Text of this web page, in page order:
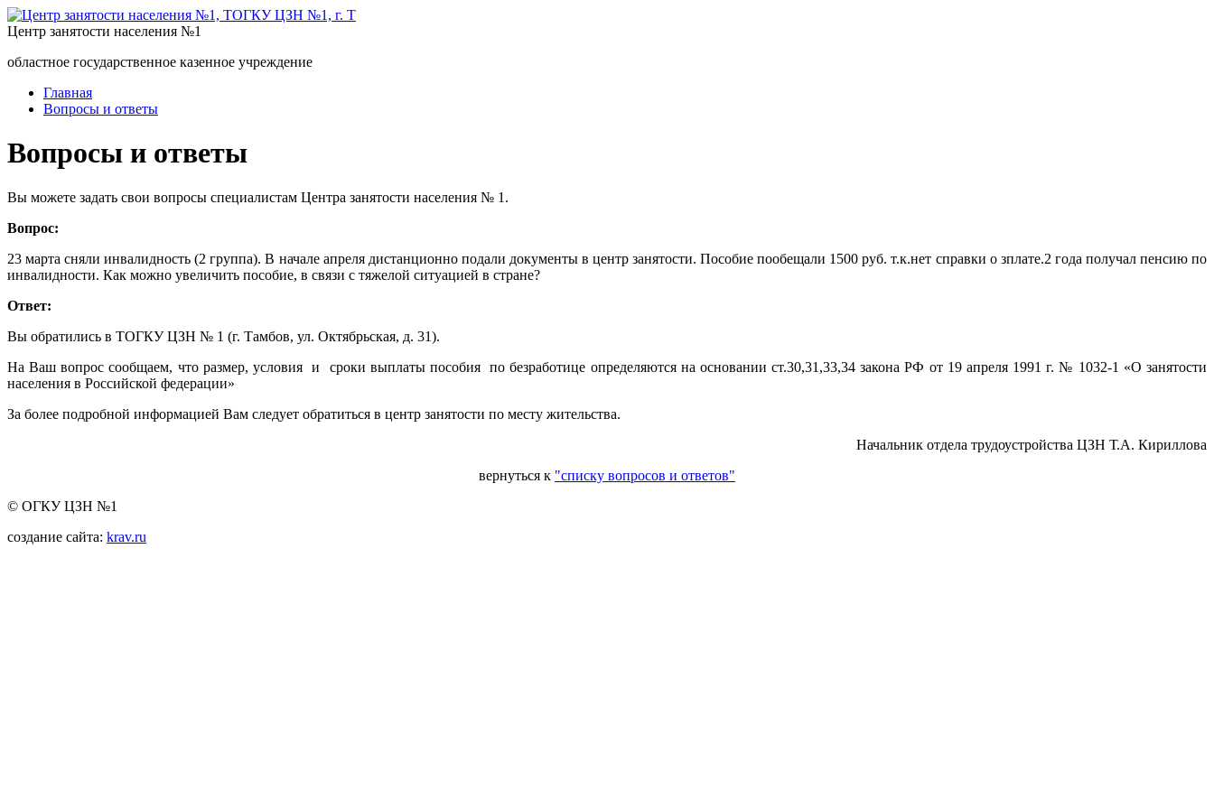
Центр занятости населения №1
областное государственное казенное учреждение
Главная
Вопросы и ответы
Вопросы и ответы
Вы можете задать свои вопросы специалистам Центра занятости населения № 1.
Вопрос:
23 марта сняли инвалидность (2 группа). В начале апреля дистанционно подали документы в центр занятости. Пособие пообещали 1500 руб. т.к.нет справки о зплате.2 года получал пенсию по
инвалидности. Как можно увеличить пособие, в связи с тяжелой ситуацией в стране?
Ответ:
Вы обратились в ТОГКУ ЦЗН № 1 (г. Тамбов, ул. Октябрьская, д. 31).
На Ваш вопрос сообщаем, что размер, условия и сроки выплаты пособия по безработице определяются на основании ст.30,31,33,34 закона РФ от 19 апреля 1991 г. № 1032-1 «О занятости
населения в Российской федерации»
За более подробной информацией Вам следует обратиться в центр занятости по месту жительства.
Начальник отдела трудоустройства ЦЗН Т.А. Кириллова
вернуться к "списку вопросов и ответов"
© ОГКУ ЦЗН №1
создание сайта: krav.ru